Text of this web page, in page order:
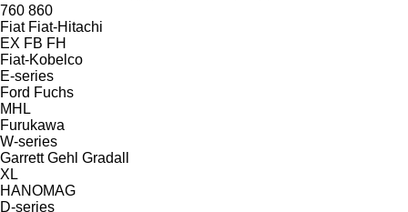
760 860
Fiat Fiat-Hitachi
EX FB FH
Fiat-Kobelco
E-series
Ford Fuchs
MHL
Furukawa
W-series
Garrett Gehl Gradall
XL
HANOMAG
D-series